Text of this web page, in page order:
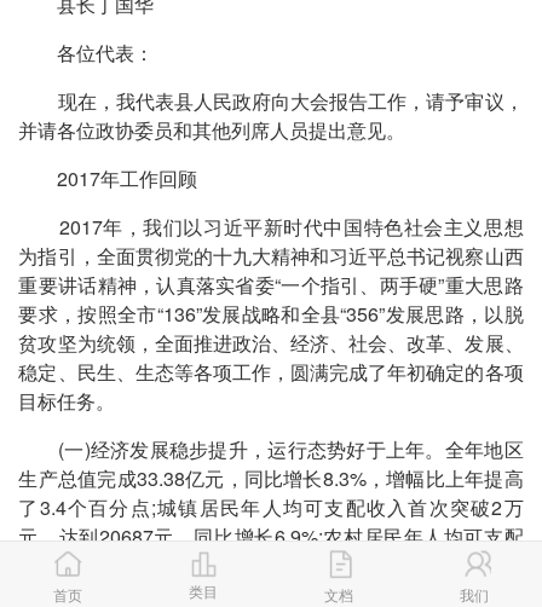
各位代表：
现在，我代表县人民政府向大会报告工作，请予审议，
并请各位政协委员和其他列席人员提出意见。
2017年工作回顾
2017年，我们以习近平新时代中国特色社会主义思想
为指引，全面贯彻党的十九大精神和习近平总书记视察山西
重要讲话精神，认真落实省委“一个指引、两手硬”重大思路
要求，按照全市“136”发展战略和全县“356”发展思路，以脱
贫攻坚为统领，全面推进政治、经济、社会、改革、发展、
稳定、民生、生态等各项工作，圆满完成了年初确定的各项
目标任务。
(一)经济发展稳步提升，运行态势好于上年。全年地区
生产总值完成33.38亿元，同比增长8.3%，增幅比上年提高
了3.4个百分点;城镇居民年人均可支配收入首次突破2万
元，达到20687元，同比增长6.9%;农村居民年人均可支配
收入达到7262元，同比增长7.9%;社会消费品零售总额完成
12.32亿元，同比增长7.5%;固定资产投资完成33亿元，同
首页 类目 文档 我们